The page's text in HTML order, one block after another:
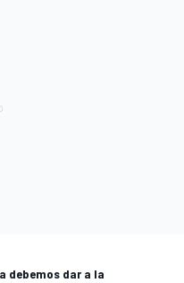
debemos dar a la